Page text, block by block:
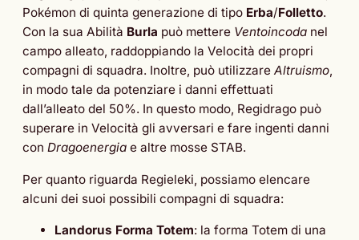
Pokémon di quinta generazione di tipo Erba/Folletto.
Con la sua Abilità Burla può mettere Ventoincoda nel
campo alleato, raddoppiando la Velocità dei propri
compagni di squadra. Inoltre, può utilizzare Altruismo,
in modo tale da potenziare i danni effettuati
dall’alleato del 50%. In questo modo, Regidrago può
superare in Velocità gli avversari e fare ingenti danni
con Dragoenergia e altre mosse STAB.
Per quanto riguarda Regieleki, possiamo elencare
alcuni dei suoi possibili compagni di squadra:
Landorus Forma Totem: la forma Totem di una